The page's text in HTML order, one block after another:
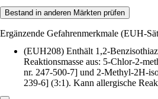
Bestand in anderen Märkten prüfen
Ergänzende Gefahrenmerkmale (EUH-
(EUH208) Enthält 1,2-
Reaktionsmasse aus: 5-Chlor-2-
nr. 247-500-7] und 2-Methyl-2H-
239-6] (3:1). Kann allergische